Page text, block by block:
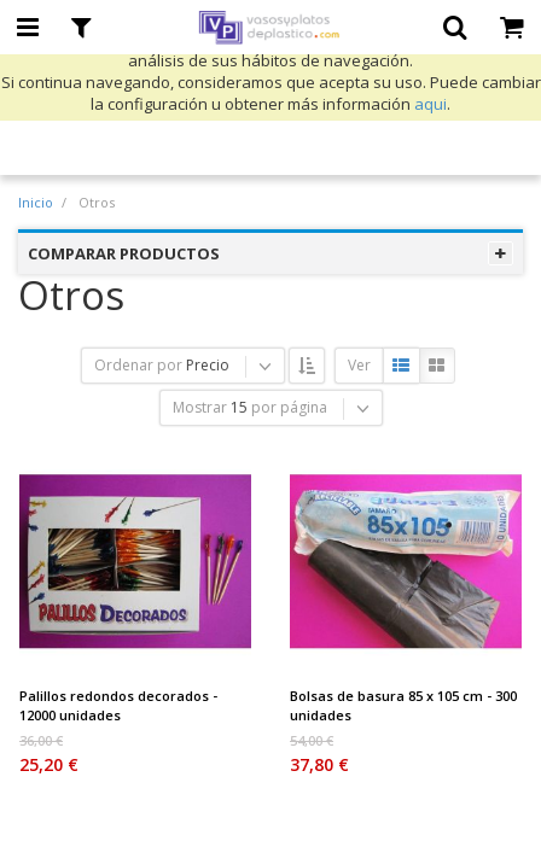
Utilizamos cookies propias y de terceros para mejorar nuestros servicios
y mostrarle publicidad relacionada con sus preferencias mediante el
análisis de sus hábitos de navegación.
Si continua navegando, consideramos que acepta su uso. Puede cambiar
la configuración u obtener más información aqui.
Inicio Otros
COMPARAR PRODUCTOS
Otros
Ordenar por Precio Ver
Mostrar 15 por página
Palillos redondos decorados -
12000 unidades
36,00 €
25,20 €
Bolsas de basura 85 x 105 cm - 300
unidades
54,00 €
37,80 €